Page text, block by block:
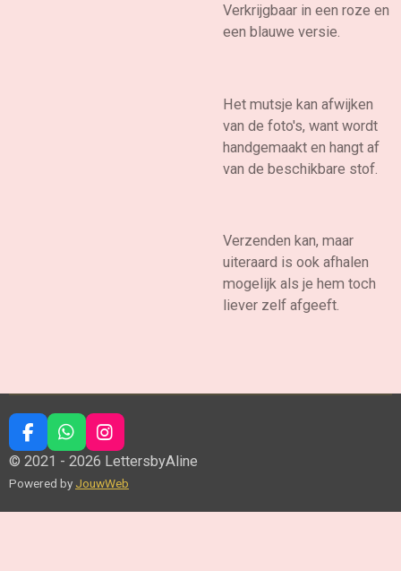
Verkrijgbaar in een roze en
een blauwe versie.
Het mutsje kan afwijken
van de foto's, want wordt
handgemaakt en hangt af
van de beschikbare stof.
Verzenden kan, maar
uiteraard is ook afhalen
mogelijk als je hem toch
liever zelf afgeeft.
F
a
e
W
h
t
I
n
t
© 2021 - 2026 LettersbyAline
Powered by JouwWeb